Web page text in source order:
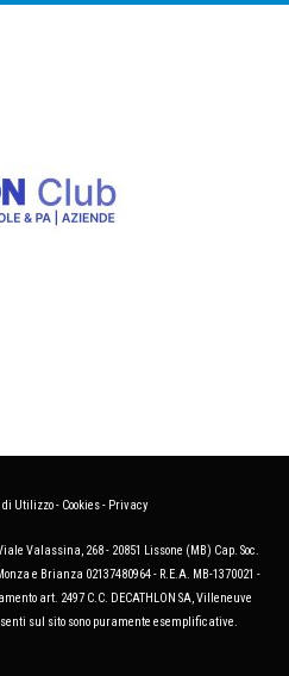
di Utilizzo- Cookies- Privacy
Valassina, 268 - 20851 Lissone (MB) Cap. Soc.
e Brianza 02137480964 - R.E.A. MB-1370021 -
art. 2497 C.C. DECATHLON SA, Villeneuve
sul sito sono puramente esemplificative.